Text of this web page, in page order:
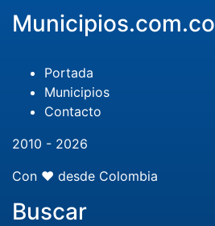
Municipios.com.co
Portada
Municipios
Contacto
2010 - 2026
Con ❤️ desde Colombia
Buscar